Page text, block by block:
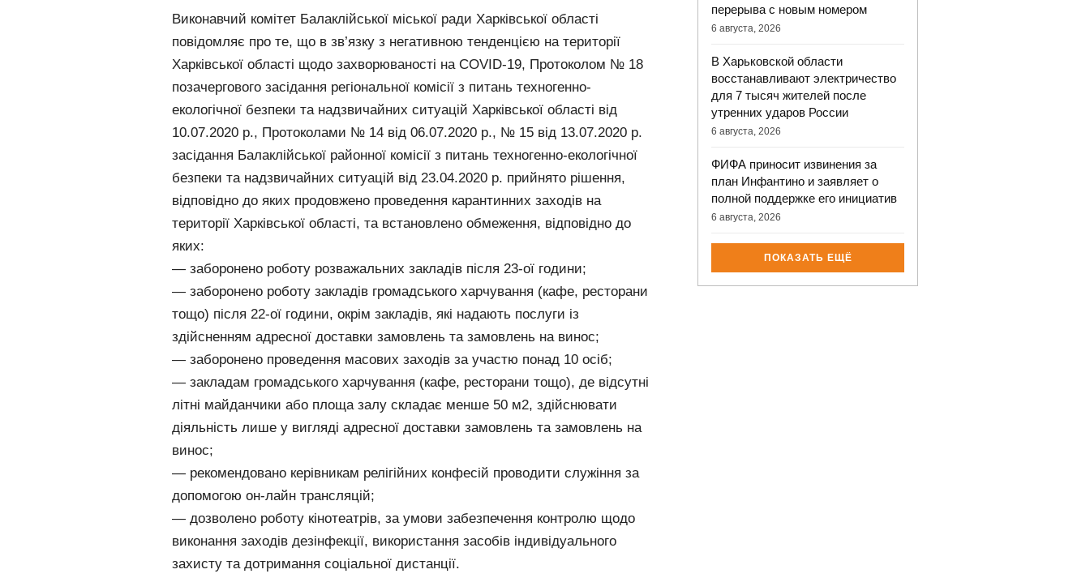
Виконавчий комітет Балаклійської міської ради Харківської області
повідомляє про те, що в зв’язку з негативною тенденцією на території
Харківської області щодо захворюваності на COVID-19, Протоколом № 18
позачергового засідання регіональної комісії з питань техногенно-
екологічної безпеки та надзвичайних ситуацій Харківської області від
10.07.2020 р., Протоколами № 14 від 06.07.2020 р., № 15 від 13.07.2020 р.
засідання Балаклійської районної комісії з питань техногенно-екологічної
безпеки та надзвичайних ситуацій від 23.04.2020 р. прийнято рішення,
відповідно до яких продовжено проведення карантинних заходів на
території Харківської області, та встановлено обмеження, відповідно до
яких:
— заборонено роботу розважальних закладів після 23-ої години;
— заборонено роботу закладів громадського харчування (кафе, ресторани
тощо) після 22-ої години, окрім закладів, які надають послуги із
здійсненням адресної доставки замовлень та замовлень на винос;
— заборонено проведення масових заходів за участю понад 10 осіб;
— закладам громадського харчування (кафе, ресторани тощо), де відсутні
літні майданчики або площа залу складає менше 50 м2, здійснювати
діяльність лише у вигляді адресної доставки замовлень та замовлень на
винос;
— рекомендовано керівникам релігійних конфесій проводити служіння за
допомогою он-лайн трансляцій;
— дозволено роботу кінотеатрів, за умови забезпечення контролю щодо
виконання заходів дезінфекції, використання засобів індивідуального
захисту та дотримання соціальної дистанції.
перерыва с новым номером
6 августа, 2026
В Харьковской области
восстанавливают электричество
для 7 тысяч жителей после
утренних ударов России
6 августа, 2026
ФИФА приносит извинения за
план Инфантино и заявляет о
полной поддержке его инициатив
6 августа, 2026
ПОКАЗАТЬ ЕЩЁ